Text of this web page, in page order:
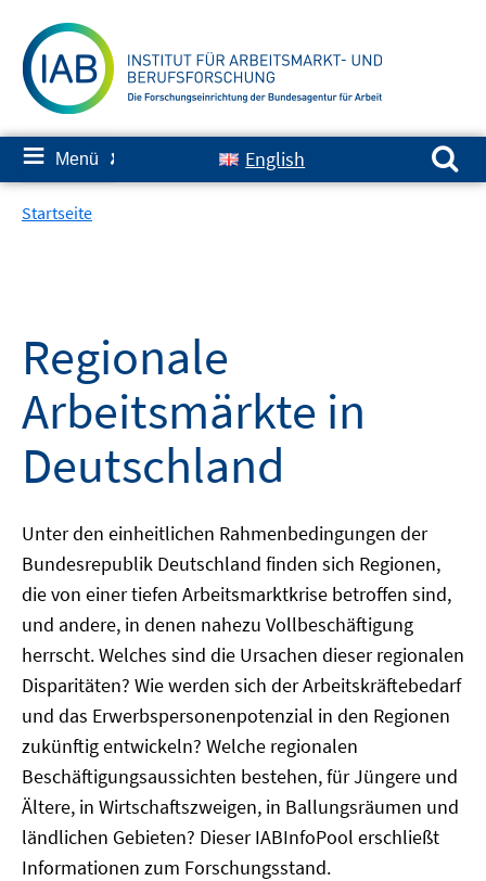
zum
Inhalt
≡ Menü ✘ English
Suchen nach:
Startseite
Regionale
Arbeitsmärkte in
Deutschland
Unter den einheitlichen Rahmenbedingungen der
Bundesrepublik Deutschland finden sich Regionen,
die von einer tiefen Arbeitsmarktkrise betroffen sind,
und andere, in denen nahezu Vollbeschäftigung
herrscht. Welches sind die Ursachen dieser regionalen
Disparitäten? Wie werden sich der Arbeitskräftebedarf
und das Erwerbspersonenpotenzial in den Regionen
zukünftig entwickeln? Welche regionalen
Beschäftigungsaussichten bestehen, für Jüngere und
Ältere, in Wirtschaftszweigen, in Ballungsräumen und
ländlichen Gebieten? DieserIABInfoPool erschließt
Informationen zum Forschungsstand.